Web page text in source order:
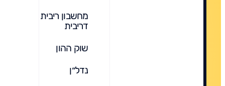
מחשבון ריבית
דריבית
שוק ההון
נדל״ן